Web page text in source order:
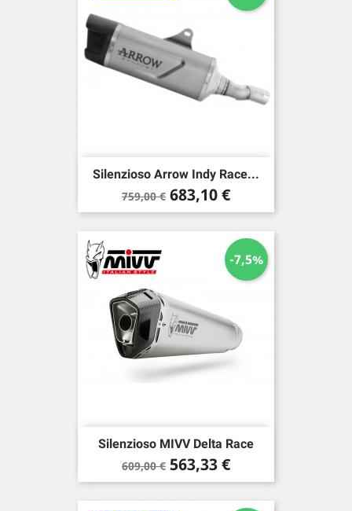
Silenzioso Arrow Indy Race...
Prezzo
base
759,00 € Prezzo
683,10 €
Silenzioso MIVV Delta Race
Prezzo
base
609,00 € Prezzo
563,33 €
-7,5%